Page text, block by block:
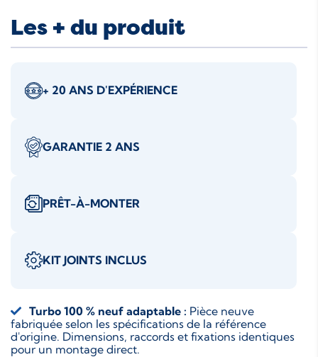
Les + du produit
+ 20 ANS D'EXPÉRIENCE
GARANTIE 2 ANS
PRÊT-À-MONTER
KIT JOINTS INCLUS
Turbo 100 % neuf adaptable : Pièce neuve
fabriquée selon les spécifications de la référence
d'origine. Dimensions, raccords et fixations identiques
pour un montage direct.